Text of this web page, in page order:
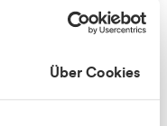
Über Cookies